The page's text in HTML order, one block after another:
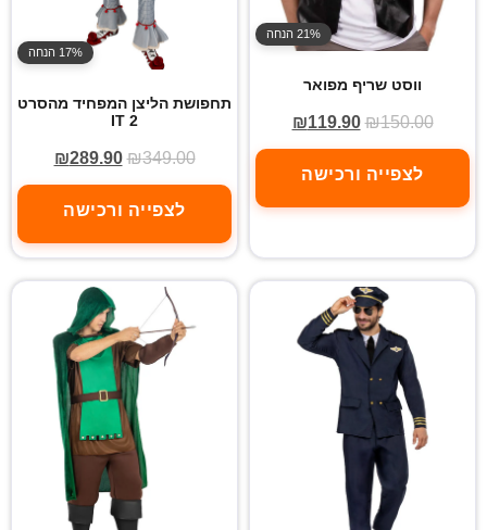
21% הנחה
ווסט שריף מפואר
₪150.00
₪119.90
לצפייה ורכישה
17% הנחה
תחפושת הליצן המפחיד מהסרט
IT 2
₪349.00
₪289.90
לצפייה ורכישה